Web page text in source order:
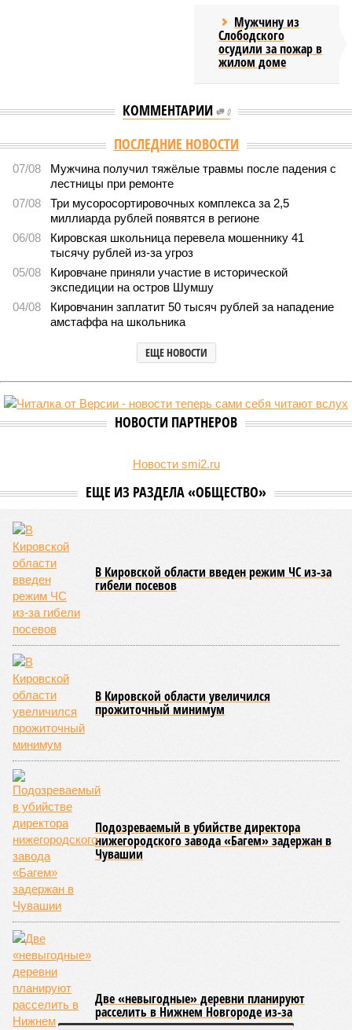
Мужчину из
Слободского
осудили за пожар в
жилом доме
КОММЕНТАРИИ 0
ПОСЛЕДНИЕ НОВОСТИ
07/08
Мужчина получил тяжёлые травмы после падения с
лестницы при ремонте
07/08
Три мусоросортировочных комплекса за 2,5
миллиарда рублей появятся в регионе
06/08
Кировская школьница перевела мошеннику 41
тысячу рублей из-за угроз
05/08
Кировчане приняли участие в исторической
экспедиции на остров Шумшу
04/08
Кировчанин заплатит 50 тысяч рублей за нападение
амстаффа на школьника
ЕЩЕ НОВОСТИ
НОВОСТИ ПАРТНЕРОВ
Новости smi2.ru
ЕЩЕ ИЗ РАЗДЕЛА «ОБЩЕСТВО»
В Кировской области введен режим ЧС из-за
гибели посевов
В Кировской области увеличился
прожиточный минимум
Подозреваемый в убийстве директора
нижегородского завода «Багем» задержан в
Чувашии
Две «невыгодные» деревни планируют
расселить в Нижнем Новгороде из-за
строительства космодрома